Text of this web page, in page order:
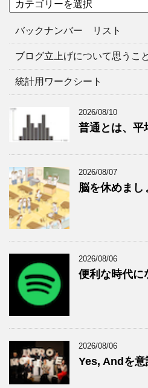
イ
テ
リ
バックナンバー リスト
ブログ立上げについて思うこと
統計用ワークシート
2026/08/10
普通とは、平
2026/08/07
脳を休めまし
2026/08/06
便利な時代に
2026/08/06
Yes, Andを意